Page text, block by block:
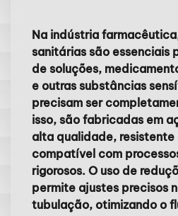
Na indústria
sanitárias são essenciais
de soluções,
e outras substâncias
precisam ser
isso, são fabricadas em
alta qualidade, resistente
compatível com
rigorosos. O uso de
permite ajustes precisos
tubulação, otimizando o